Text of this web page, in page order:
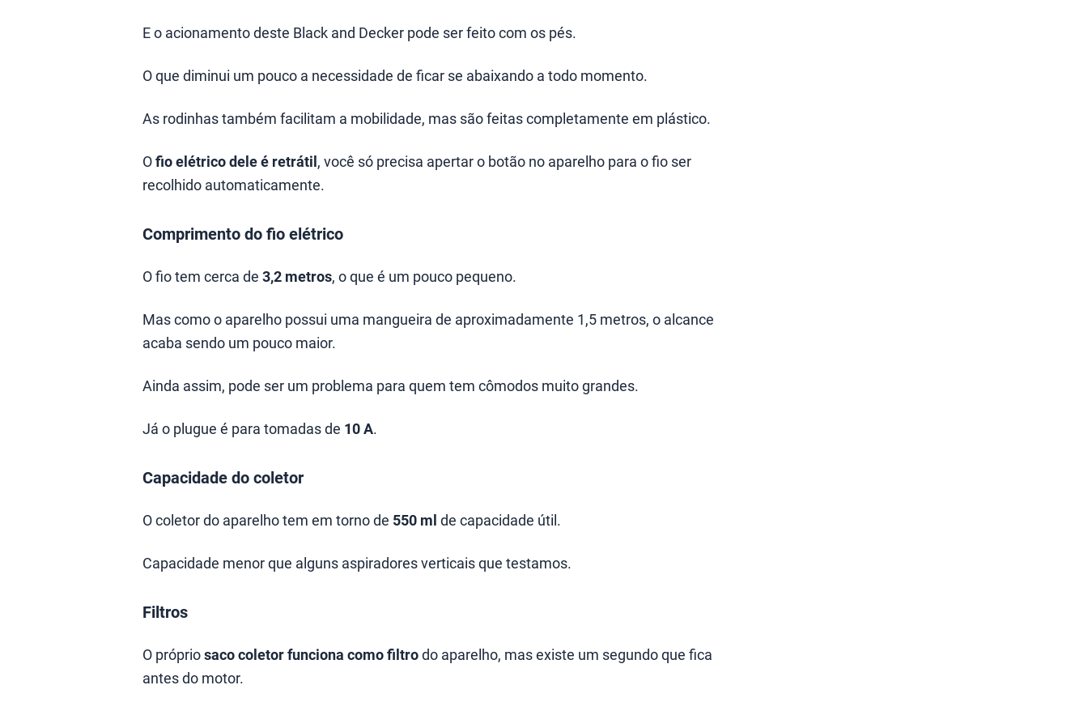
E o acionamento deste Black and Decker pode ser feito com os pés.
O que diminui um pouco a necessidade de ficar se abaixando a todo momento.
As rodinhas também facilitam a mobilidade, mas são feitas completamente em plástico.
Ofio elétrico dele é retrátil, você só precisa apertar o botão no aparelho para o fio ser
recolhido automaticamente.
Comprimento do fio elétrico
O fio tem cerca de 3,2 metros, o que é um pouco pequeno.
Mas como o aparelho possui uma mangueira de aproximadamente 1,5 metros, o alcance
acaba sendo um pouco maior.
Ainda assim, pode ser um problema para quem tem cômodos muito grandes.
Já o plugue é para tomadas de 10 A.
Capacidade do coletor
O coletor do aparelho tem em torno de 550 ml de capacidade útil.
Capacidade menor que alguns aspiradores verticais que testamos.
Filtros
O própriosaco coletor funciona como filtrodo aparelho, mas existe um segundo que fica
antes do motor.